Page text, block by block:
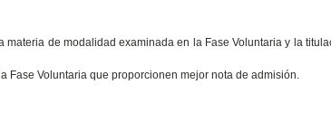
de modalidad examinada en la Fase Voluntaria y la
Fase Voluntaria que proporcionen mejor nota de admisión.